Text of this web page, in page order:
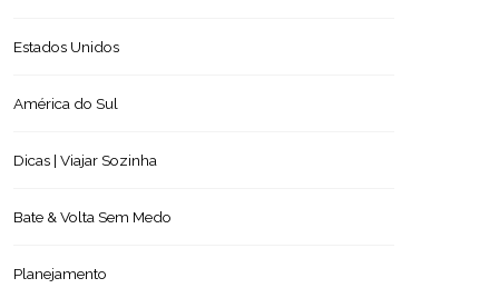
Estados Unidos
América do Sul
Dicas | Viajar Sozinha
Bate & Volta Sem Medo
Planejamento